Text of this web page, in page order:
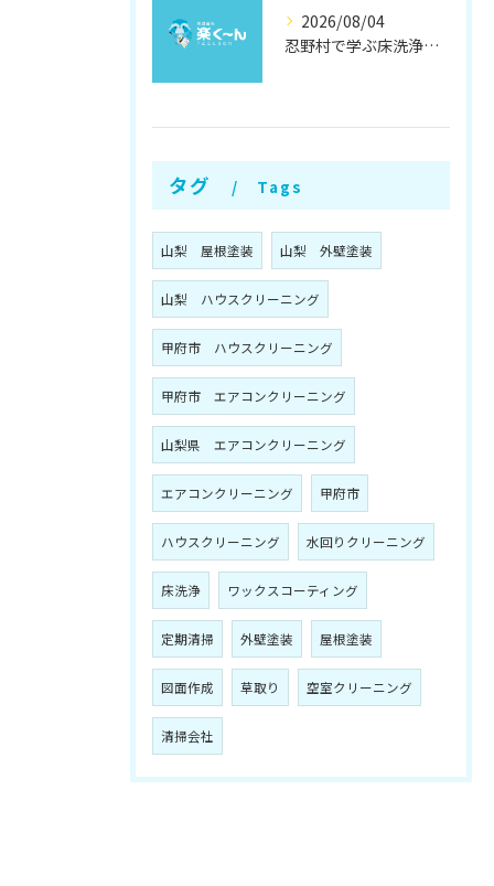
2026/08/04
忍野村で学ぶ床洗浄とワックスの効果
タグ Tags
山梨 屋根塗装 山梨 外壁塗装
山梨 ハウスクリーニング
甲府市 ハウスクリーニング
甲府市 エアコンクリーニング
山梨県 エアコンクリーニング
エアコンクリーニング 甲府市
ハウスクリーニング 水回りクリーニング
床洗浄 ワックスコーティング
定期清掃 外壁塗装 屋根塗装
図面作成 草取り 空室クリーニング
清掃会社